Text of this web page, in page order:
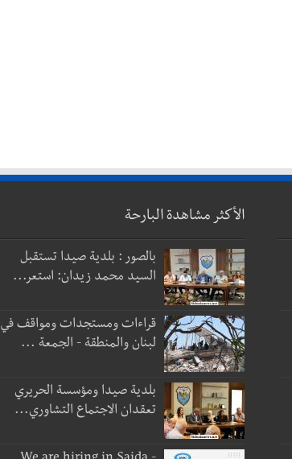
الأكثر مشاهدة البارحة
بالصور : بلدية صيدا تستقبل
السيد محمد زيدان: استعر...
قراءات ومستجدات ومواقف في
لبنان والمنطقة - الجمعة ...
بلدية صيدا ومؤسسة الحريري
تعقدان الاجتماع التشاوري...